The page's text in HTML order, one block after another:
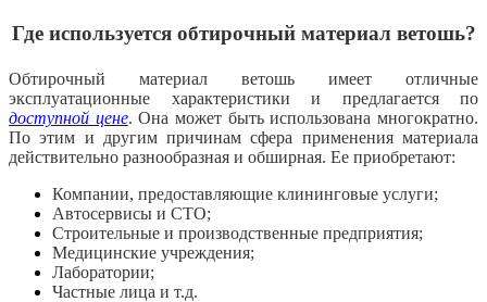
Где используется обтирочный материал ветошь?
Обтирочный материал ветошь имеет отличные
эксплуатационные характеристики и предлагается по
доступной цене. Она может быть использована многократно.
По этим и другим причинам сфера применения материала
действительно разнообразная и обширная. Ее приобретают:
Компании, предоставляющие клининговые услуги;
Автосервисы и СТО;
Строительные и производственные предприятия;
Медицинские учреждения;
Лаборатории;
Частные лица и т.д.